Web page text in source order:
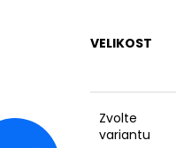
VELIKOST
Zvolte
variantu